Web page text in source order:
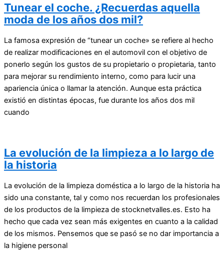
Tunear el coche. ¿Recuerdas aquella
moda de los años dos mil?
La famosa expresión de “tunear un coche» se refiere al hecho
de realizar modificaciones en el automovil con el objetivo de
ponerlo según los gustos de su propietario o propietaria, tanto
para mejorar su rendimiento interno, como para lucir una
apariencia única o llamar la atención. Aunque esta práctica
existió en distintas épocas, fue durante los años dos mil
cuando
La evolución de la limpieza a lo largo de
la historia
La evolución de la limpieza doméstica a lo largo de la historia ha
sido una constante, tal y como nos recuerdan los profesionales
de los productos de la limpieza de stocknetvalles.es. Esto ha
hecho que cada vez sean más exigentes en cuanto a la calidad
de los mismos. Pensemos que se pasó se no dar importancia a
la higiene personal